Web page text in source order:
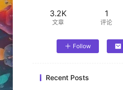
3.2K
文章
1
评论
Follow
Recent Posts